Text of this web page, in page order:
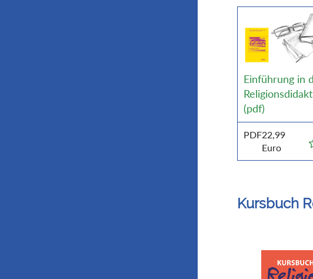
Einführung in
(pdf)
PDF22,99
Euro
Kursbuch